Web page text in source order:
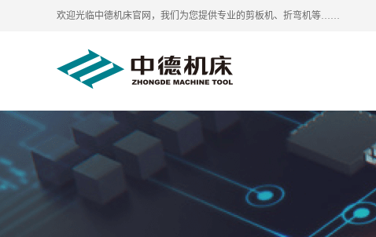
欢迎光临中德机床官网，我们为您提供专业的剪板机、折弯机等……